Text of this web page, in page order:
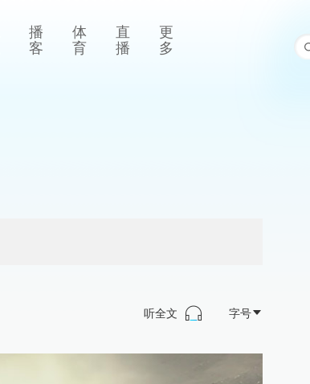
播
客
体
育
直
播
更
多
听全文 字号